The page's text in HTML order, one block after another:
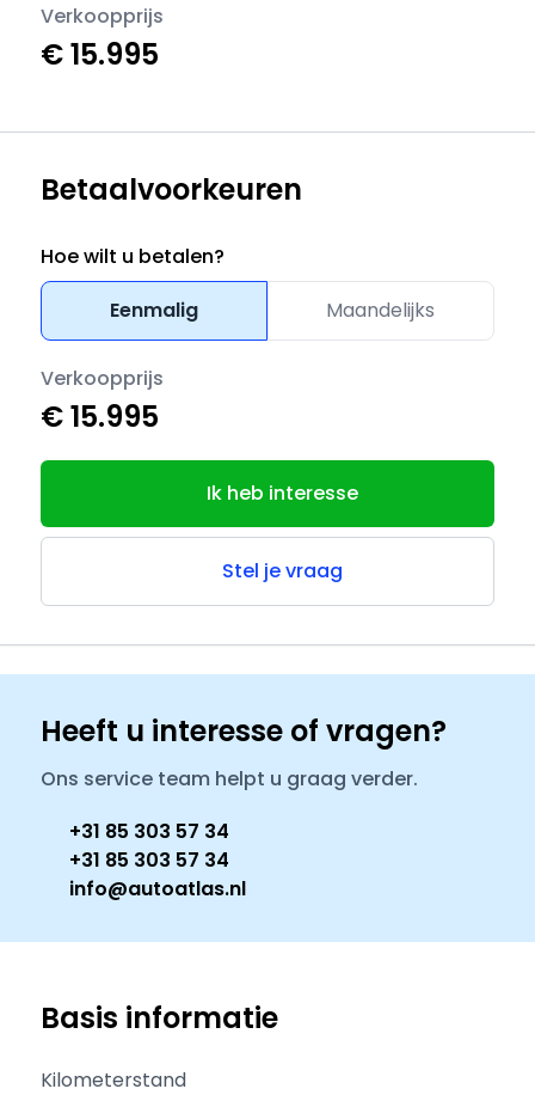
Verkoopprijs
€ 15.995
Betaalvoorkeuren
Hoe wilt u betalen?
Eenmalig
Maandelijks
Verkoopprijs
€ 15.995
Ik heb interesse
Stel je vraag
Heeft u interesse of vragen?
Ons service team helpt u graag verder.
+31 85 303 57 34
+31 85 303 57 34
info@autoatlas.nl
Basis informatie
Kilometerstand